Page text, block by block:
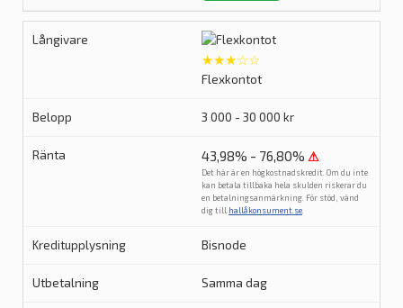
★★★☆☆
Flexkontot
3 000 - 30 000 kr
43,98% - 76,80% ⚠
Det här är en högkostnadskredit. Om du inte
kan betala tillbaka hela skulden riskerar du
en betalningsanmärkning. För stöd, vänd
dig till hallåkonsument.se
Bisnode
Samma dag